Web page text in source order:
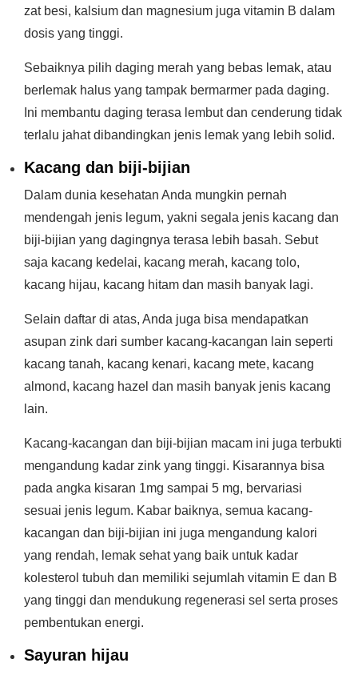
zat besi, kalsium dan magnesium juga vitamin B dalam
dosis yang tinggi.
Sebaiknya pilih daging merah yang bebas lemak, atau
berlemak halus yang tampak bermarmer pada daging.
Ini membantu daging terasa lembut dan cenderung tidak
terlalu jahat dibandingkan jenis lemak yang lebih solid.
Kacang dan biji-bijian
Dalam dunia kesehatan Anda mungkin pernah
mendengah jenis legum, yakni segala jenis kacang dan
biji-bijian yang dagingnya terasa lebih basah. Sebut
saja kacang kedelai, kacang merah, kacang tolo,
kacang hijau, kacang hitam dan masih banyak lagi.
Selain daftar di atas, Anda juga bisa mendapatkan
asupan zink dari sumber kacang-kacangan lain seperti
kacang tanah, kacang kenari, kacang mete, kacang
almond, kacang hazel dan masih banyak jenis kacang
lain.
Kacang-kacangan dan biji-bijian macam ini juga terbukti
mengandung kadar zink yang tinggi. Kisarannya bisa
pada angka kisaran 1mg sampai 5 mg, bervariasi
sesuai jenis legum. Kabar baiknya, semua kacang-
kacangan dan biji-bijian ini juga mengandung kalori
yang rendah, lemak sehat yang baik untuk kadar
kolesterol tubuh dan memiliki sejumlah vitamin E dan B
yang tinggi dan mendukung regenerasi sel serta proses
pembentukan energi.
Sayuran hijau